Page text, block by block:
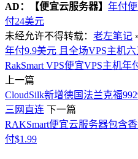
AD：
【便宜云服务器】 年付
付24美元
未经允许不得转载： 老左笔记
年付9.9美元 且全场VPS主机
RakSmart VPS便宜VPS主机年
上一篇
CloudSilk新增德国法兰克福
三网直连 下一篇
RAKSmart便宜云服务器包含
付$1.99